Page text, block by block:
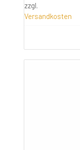
zzgl.
Versandkosten